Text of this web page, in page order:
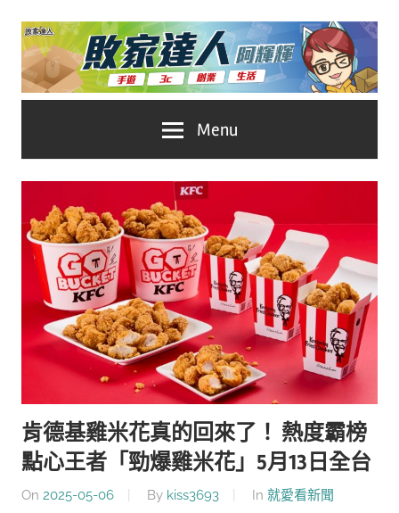
Skip
content
家
達
人
推
薦
No.1
遊
科
技
體。
Menu
肯德基雞米花真的回來了！ 熱度霸榜
點心王者「勁爆雞米花」5月13日全台
On 2025-05-06 By kiss3693 In 就愛看新聞